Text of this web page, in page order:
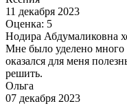
11 декабря 2023
Оценка: 5
Нодира Абдумаликовна
Мне было уделено
оказался для меня
решить.
Ольга
07 декабря 2023